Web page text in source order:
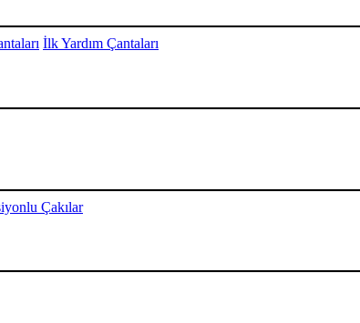
İlk Yardım Çantaları
Çakılar